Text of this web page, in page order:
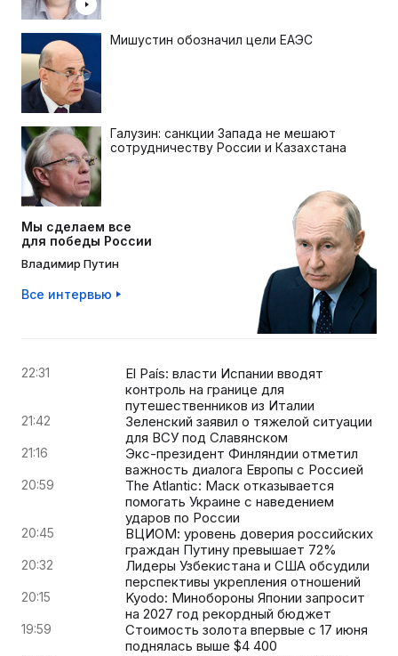
Мишустин обозначил цели ЕАЭС
Галузин: санкции Запада не мешают
сотрудничеству России и Казахстана
Мы сделаем все
для победы России
Владимир Путин
Все интервью
22:31
El País: власти Испании вводят
контроль на границе для
путешественников из Италии
21:42
Зеленский заявил о тяжелой ситуации
для ВСУ под Славянском
21:16
Экс-президент Финляндии отметил
важность диалога Европы с Россией
20:59
The Atlantic: Маск отказывается
помогать Украине с наведением
ударов по России
20:45
ВЦИОМ: уровень доверия российских
граждан Путину превышает 72%
20:32
Лидеры Узбекистана и США обсудили
перспективы укрепления отношений
20:15
Kyodo: Минобороны Японии запросит
на 2027 год рекордный бюджет
19:59
Стоимость золота впервые с 17 июня
поднялась выше $4 400